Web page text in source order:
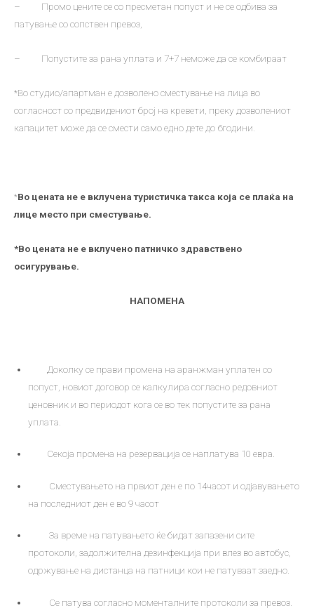
– Промо цените се со пресметан попуст и не се одбива за
патување со сопствен превоз,
– Попустите за рана уплата и 7+7 неможе да се комбираат
*Во студио/апартман е дозволено сместување на лица во
согласност со предвидениот број на кревети, преку дозволениот
капацитет може да се смести само едно дете до 6години.
*Во цената не е вклучена туристичка такса која се плаќа на
лице место при сместување.
*Во цената не е вклучено патничко здравствено
осигурување.
НАПОМЕНА
Доколку се прави промена на аранжман уплатен со
попуст, новиот договор се калкулира согласно редовниот
ценовник и во периодот кога се во тек попустите за рана
уплата.
Секоја промена на резервација се наплатува 10 евра.
Сместувањето на првиот ден е по 14часот и одјавувањето
на последниот ден е во 9 часот
За време на патувањето ќе бидат запазени сите
протоколи, задолжителна дезинфекција при влез во автобус,
одржување на дистанца на патници кои не патуваат заедно.
Се патува согласно моменталните протоколи за превоз.